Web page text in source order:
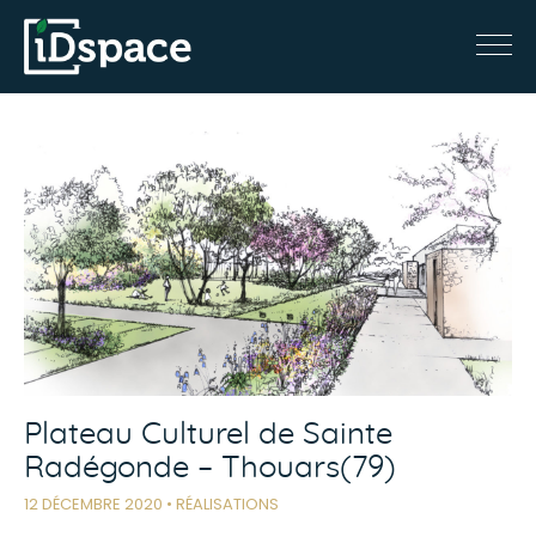
Plateau Culturel de Sainte
Radégonde – Thouars(79)
12 DÉCEMBRE 2020 • RÉALISATIONS